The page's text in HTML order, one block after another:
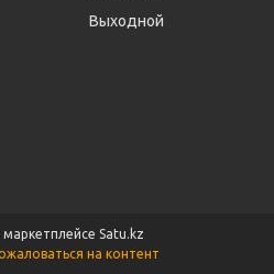
Выходной
Satu.kz
на контент